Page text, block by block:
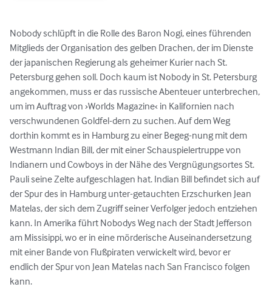
Nobody schlüpft in die Rolle des Baron Nogi, eines führenden
Mitglieds der Organisation des gelben Drachen, der im Dienste
der japanischen Regierung als geheimer Kurier nach St.
Petersburg gehen soll. Doch kaum ist Nobody in St. Petersburg
angekommen, muss er das russische Abenteuer unterbrechen,
um im Auftrag von ›Worlds Magazine‹ in Kalifornien nach
verschwundenen Goldfel-dern zu suchen. Auf dem Weg
dorthin kommt es in Hamburg zu einer Begeg-nung mit dem
Westmann Indian Bill, der mit einer Schauspielertruppe von
Indianern und Cowboys in der Nähe des Vergnügungsortes St.
Pauli seine Zelte aufgeschlagen hat. Indian Bill befindet sich auf
der Spur des in Hamburg unter-getauchten Erzschurken Jean
Matelas, der sich dem Zugriff seiner Verfolger jedoch entziehen
kann. In Amerika führt Nobodys Weg nach der Stadt Jefferson
am Missisippi, wo er in eine mörderische Auseinandersetzung
mit einer Bande von Flußpiraten verwickelt wird, bevor er
endlich der Spur von Jean Matelas nach San Francisco folgen
kann.